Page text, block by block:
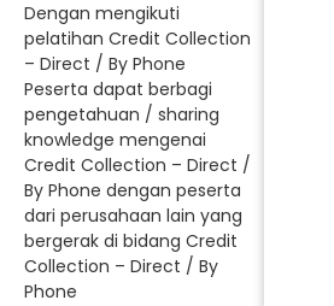
Dengan mengikuti
pelatihan Credit Collection
– Direct / By Phone
Peserta dapat berbagi
pengetahuan / sharing
knowledge mengenai
Credit Collection – Direct /
By Phone dengan peserta
dari perusahaan lain yang
bergerak di bidang Credit
Collection – Direct / By
Phone